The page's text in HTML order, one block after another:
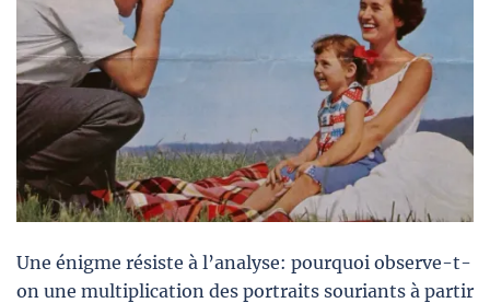
Une énigme résiste à l’analyse: pourquoi observe-t-
on une multiplication des portraits souriants à partir